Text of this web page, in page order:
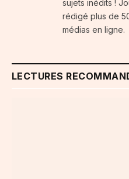
sujets inédits !
rédigé plus de
médias en ligne.
LECTURES